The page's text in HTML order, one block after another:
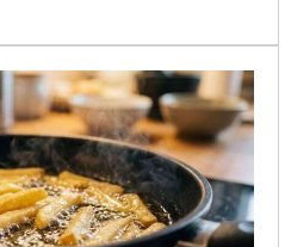
的漏洞，高雄市政府強勢提
稽受貨人資格。市府指出，
異常油品。高市府呼籲中央
查升級為事前預警，並建立